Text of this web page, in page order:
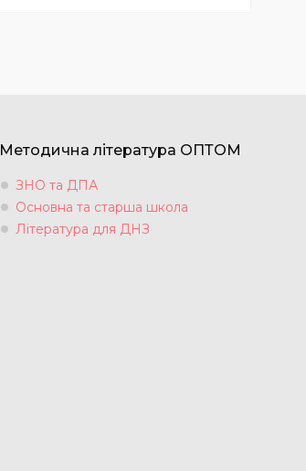
Методична література ОПТОМ
ЗНО та ДПА
Основна та старша школа
Література для ДНЗ